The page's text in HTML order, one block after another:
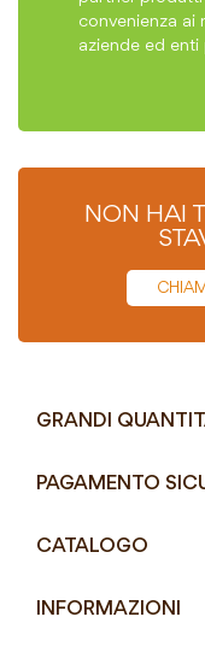
convenienza ai
aziende ed
NON HAI
GRANDI
RICHIEDI UN
Email
PAGAMENTO
CATALOGO
INFORMAZIONI